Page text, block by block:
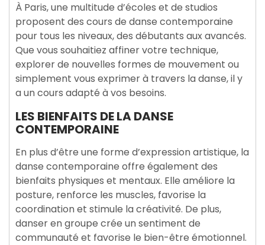
À Paris, une multitude d’écoles et de studios
proposent des cours de danse contemporaine
pour tous les niveaux, des débutants aux avancés.
Que vous souhaitiez affiner votre technique,
explorer de nouvelles formes de mouvement ou
simplement vous exprimer à travers la danse, il y
a un cours adapté à vos besoins.
LES BIENFAITS DE LA DANSE
CONTEMPORAINE
En plus d’être une forme d’expression artistique, la
danse contemporaine offre également des
bienfaits physiques et mentaux. Elle améliore la
posture, renforce les muscles, favorise la
coordination et stimule la créativité. De plus,
danser en groupe crée un sentiment de
communauté et favorise le bien-être émotionnel.